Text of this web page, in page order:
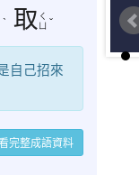
ˋ 取 ㄑ
ㄩ ˇ
自己招來
完整成語資料